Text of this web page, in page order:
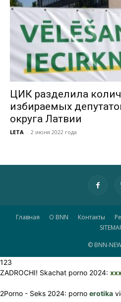
ЦИК разделила
избираемых
округа Латвии
LETA - 2 июня 2022 года
Главная О BNN Контакты
© BNN-
123
ZADROCHI! Skachat porno 2024:
2Porno - Seks 2024: porno erotika